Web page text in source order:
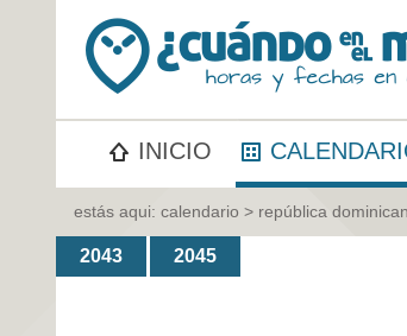
INICIO
estás aqui: calendario > república
2043 2045